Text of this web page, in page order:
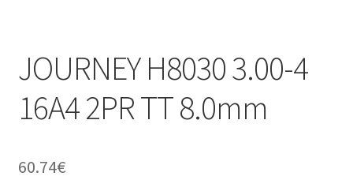
JOURNEY H8030 3.00-4
16A4 2PR TT 8.0mm
60.74€